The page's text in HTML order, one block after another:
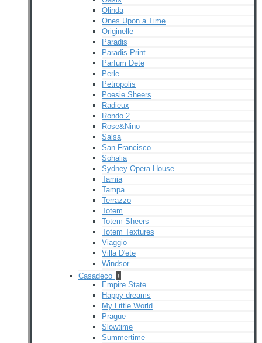
Olinda
Ones Upon a Time
Originelle
Paradis
Paradis Print
Parfum Dete
Perle
Petropolis
Poesie Sheers
Radieux
Rondo 2
Rose&Nino
Salsa
San Francisco
Sohalia
Sydney Opera House
Tamia
Tampa
Terrazzo
Totem
Totem Sheers
Totem Textures
Viaggio
Villa D'ete
Windsor
Casadeco +
Empire State
Happy dreams
My Little World
Prague
Slowtime
Summertime